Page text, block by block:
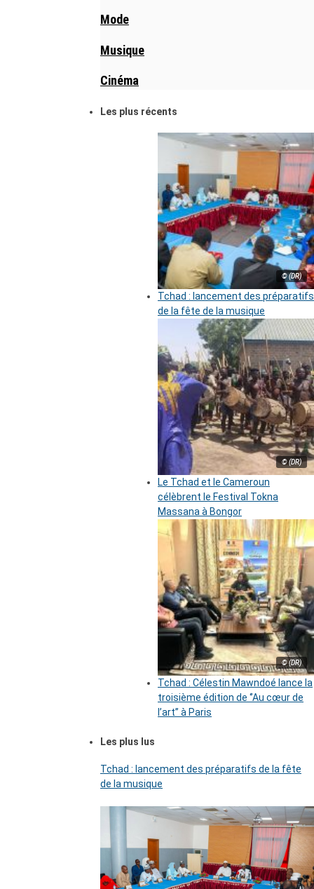
Mode
Musique
Cinéma
Les plus récents
© (DR)
Tchad : lancement des préparatifs
de la fête de la musique
© (DR)
Le Tchad et le Cameroun
célèbrent le Festival Tokna
Massana à Bongor
© (DR)
Tchad : Célestin Mawndoé lance la
troisième édition de ‘’Au cœur de
l’art’’ à Paris
Les plus lus
Tchad : lancement des préparatifs de la fête
de la musique